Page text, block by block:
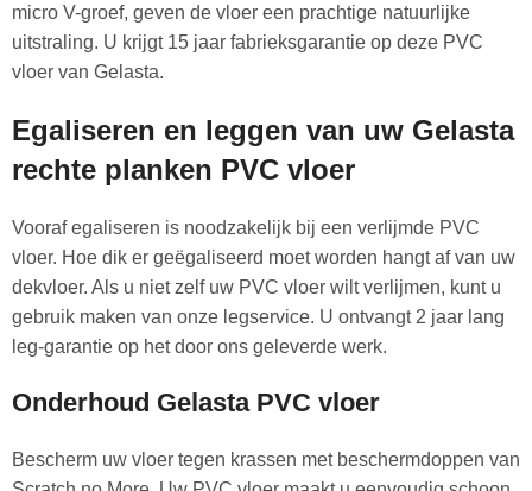
micro V-groef, geven de vloer een prachtige natuurlijke
uitstraling. U krijgt 15 jaar fabrieksgarantie op deze PVC
vloer van Gelasta.
Egaliseren en leggen van uw Gelasta
rechte planken PVC vloer
Vooraf egaliseren is noodzakelijk bij een verlijmde PVC
vloer. Hoe dik er geëgaliseerd moet worden hangt af van uw
dekvloer. Als u niet zelf uw PVC vloer wilt verlijmen, kunt u
gebruik maken van onze legservice. U ontvangt 2 jaar lang
leg-garantie op het door ons geleverde werk.
Onderhoud Gelasta PVC vloer
Bescherm uw vloer tegen krassen met beschermdoppen van